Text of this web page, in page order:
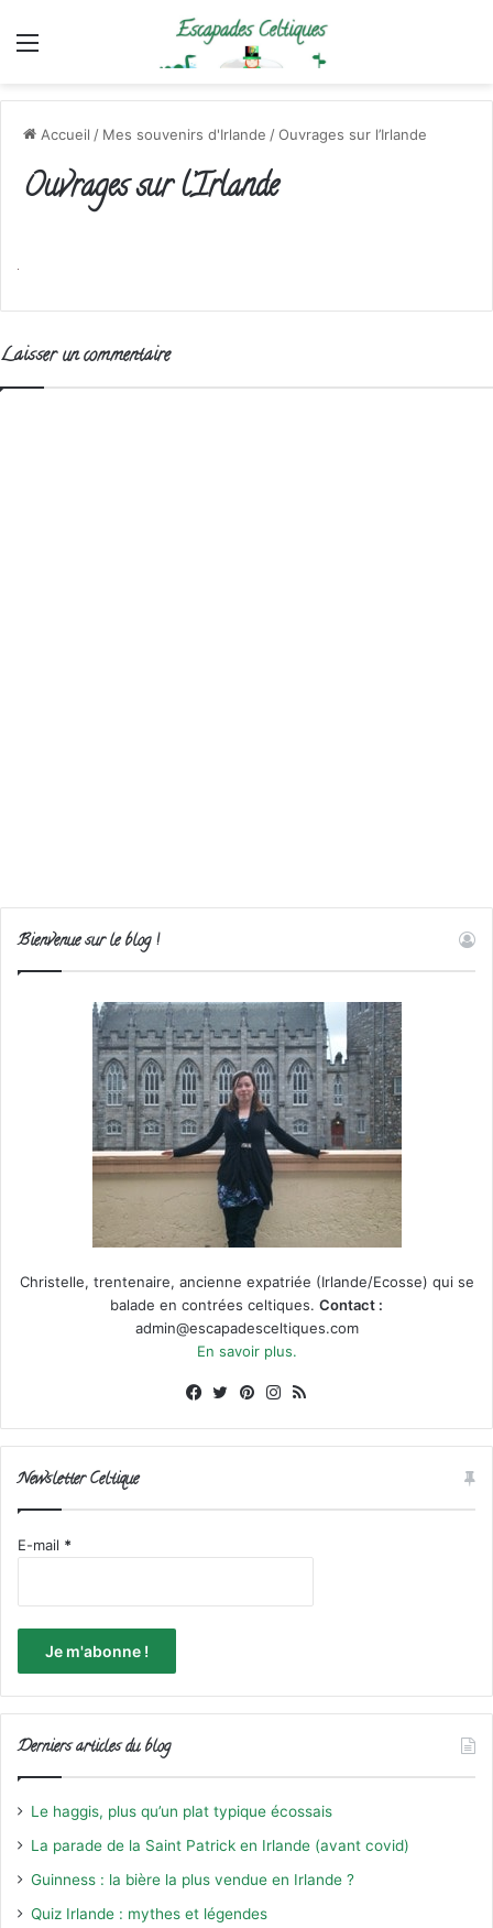
Menu
Accueil / Mes souvenirs d'Irlande /Ouvrages sur l’Irlande
Ouvrages sur l’Irlande
Laisser un commentaire
Bienvenue sur le blog !
Christelle, trentenaire, ancienne expatriée (Irlande/Ecosse) qui se
balade en contrées celtiques. Contact :
admin@escapadesceltiques.com
En savoir plus.
Facebook
X PinterestInstagram
Newsletter Celtique
E-mail *
Derniers articles du blog
Le haggis, plus qu’un plat typique écossais
La parade de la Saint Patrick en Irlande (avant covid)
Guinness : la bière la plus vendue en Irlande ?
Quiz Irlande : mythes et légendes